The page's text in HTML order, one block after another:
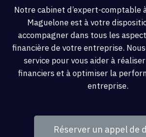
Notre cabinet d’expert-comptable
Maguelone est à votre
accompagner dans tous les
financière de votre entreprise.
service pour vous aider à
financiers et à optimiser la
entreprise.
Réserver un appel de